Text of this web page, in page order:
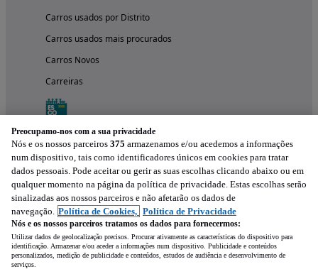
Carros usados por Distrito
Carros usados mais procurados
Carros Novos
Carreiras
Experimenta a aplicação
Preocupamo-nos com a sua privacidade
Nós e os nossos parceiros 375 armazenamos e/ou acedemos a informações
num dispositivo, tais como identificadores únicos em cookies para tratar
dados pessoais. Pode aceitar ou gerir as suas escolhas clicando abaixo ou em
qualquer momento na página da política de privacidade. Estas escolhas serão
sinalizadas aos nossos parceiros e não afetarão os dados de
navegação. Política de Cookies, Política de Privacidade
Nós e os nossos parceiros tratamos os dados para fornecermos:
Utilizar dados de geolocalização precisos. Procurar ativamente as características do dispositivo para
identificação. Armazenar e/ou aceder a informações num dispositivo. Publicidade e conteúdos
personalizados, medição de publicidade e conteúdos, estudos de audiência e desenvolvimento de
serviços.